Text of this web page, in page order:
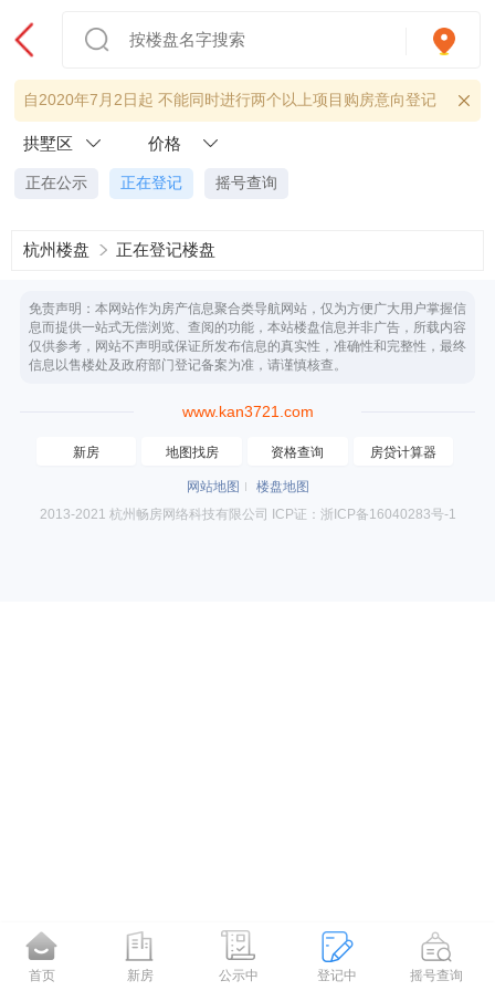
自2020年7月2日起 不能同时进行两个以上项目购房意向登记
拱墅区 价格
正在公示 正在登记 摇号查询
杭州楼盘 正在登记楼盘
免责声明：本网站作为房产信息聚合类导航网站，仅为方便广大用户掌握信
息而提供一站式无偿浏览、查阅的功能，本站楼盘信息并非广告，所载内容
仅供参考，网站不声明或保证所发布信息的真实性，准确性和完整性，最终
信息以售楼处及政府部门登记备案为准，请谨慎核查。
www.kan3721.com
新房 地图找房 资格查询 房贷计算器
网站地图
楼盘地图
2013-2021 杭州畅房网络科技有限公司 ICP证：浙ICP备16040283号-1
首页 新房 公示中 登记中 摇号查询